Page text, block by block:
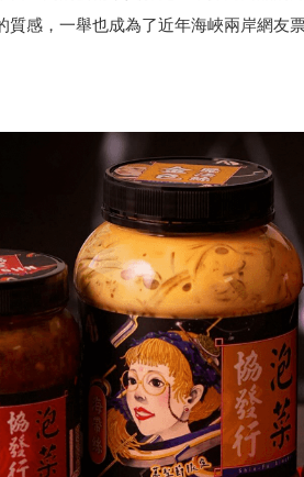
感，一舉也成為了近年海峽兩岸網友